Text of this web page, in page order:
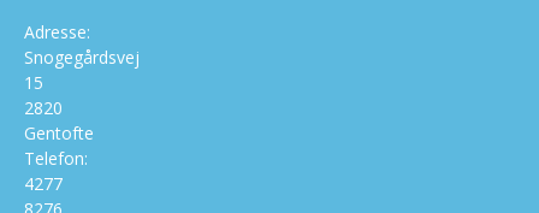
Adresse:
Snogegårdsvej
15
2820
Gentofte
Telefon:
4277